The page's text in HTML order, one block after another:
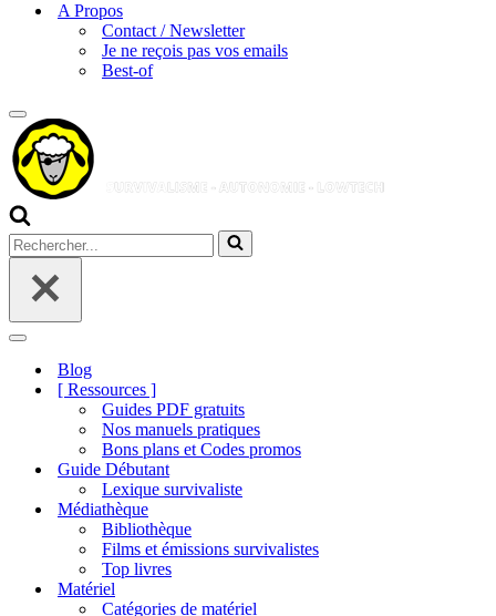
A Propos
Contact / Newsletter
Je ne reçois pas vos emails
Best-of
Menu
de
navigation
Rechercher...
Menu
navigation
Blog
[ Ressources ]
Guides PDF gratuits
Nos manuels pratiques
Bons plans et Codes promos
Guide Débutant
Lexique survivaliste
Médiathèque
Bibliothèque
Films et émissions survivalistes
Top livres
Matériel
Catégories de matériel